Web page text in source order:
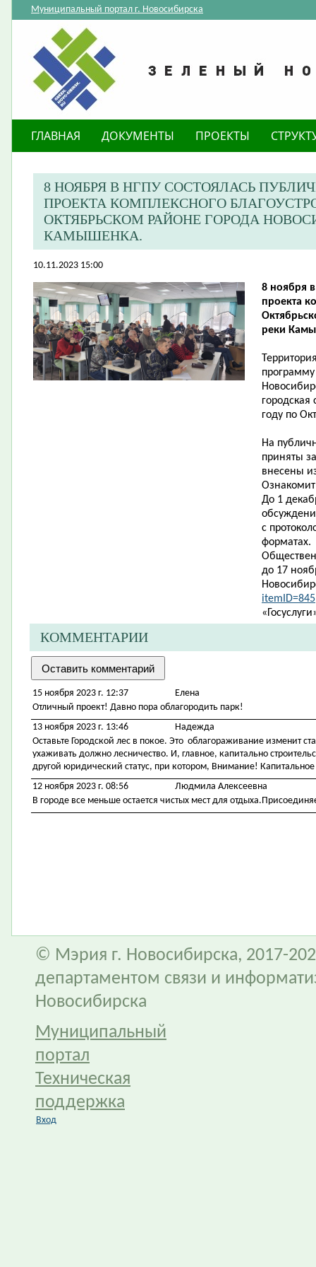
Муниципальный портал г. Новосибирска
ГЛАВНАЯ ДОКУМЕНТЫ ПРОЕКТЫ
​8 НОЯБРЯ В НГПУ СОСТОЯЛАСЬ
ПРОЕКТА КОМПЛЕКСНОГО
ОКТЯБРЬСКОМ РАЙОНЕ ГОРОДА
КАМЫШЕНКА.
10.11.2023 15:00
8 ноября
проекта
реки
году по
На
приняты
внесены
До 1
с
форматах.
до 17
itemID=845
КОММЕНТАРИИ
15 ноября 2023 г. 12:37
Елена
Отличный проект! Давно пора облагородить парк!
13 ноября 2023 г. 13:46
Надежда
Оставьте Городской лес в покое. Это облагораживание изменит
ухаживать должно лесничество. И, главное, капитально
другой юридический статус, при котором, Внимание! Капитальное
12 ноября 2023 г. 08:56
Людмила Алексеевна
В городе все меньше остается чистых мест для
© Мэрия г. Новосибирска, 2017-
департаментом связи и
Новосибирска
Муниципальный
портал
Техническая
поддержка
Вход